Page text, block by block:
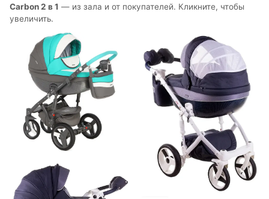
Carbon 2 в 1 — из зала и от покупателей. Кликните, чтобы
увеличить.